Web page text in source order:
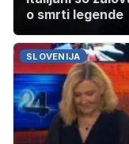
o smrti legende
SLOVENIJA